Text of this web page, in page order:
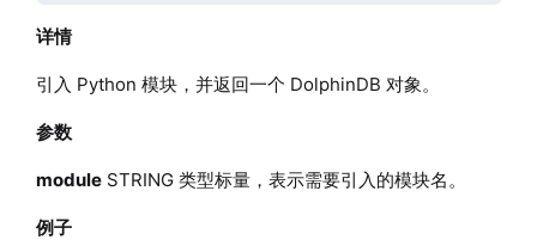
详情
引入 Python 模块，并返回一个 DolphinDB 对象。
参数
moduleSTRING 类型标量，表示需要引入的模块名。
例子